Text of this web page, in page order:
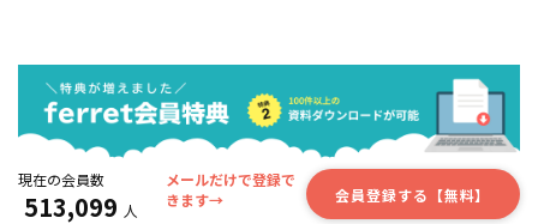
現在の会員数
513,099 人
メールだけで登録で
きます→
会員登録する【無料】